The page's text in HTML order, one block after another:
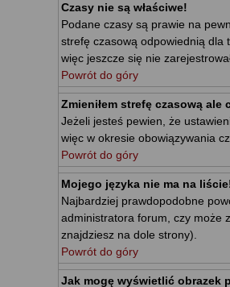
Czasy nie są właściwe!
Podane czasy są prawie na
strefę czasową odpowiednią dla
więc jeszcze się nie
Powrót do góry
Zmieniłem strefę czasową ale
Jeżeli jesteś pewien, że
więc w okresie obowiązywania
Powrót do góry
Mojego języka nie ma na
Najbardziej prawdopodobne
administratora forum, czy może
znajdziesz na dole strony).
Powrót do góry
Jak mogę wyświetlić obrazek